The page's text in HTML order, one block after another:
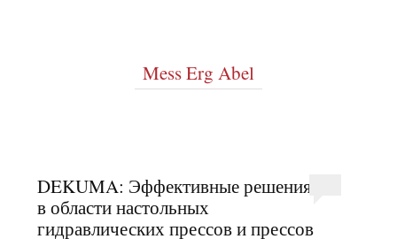
Mess Erg Abel
DEKUMA: Эффективные решения
в области настольных
гидравлических прессов и прессов